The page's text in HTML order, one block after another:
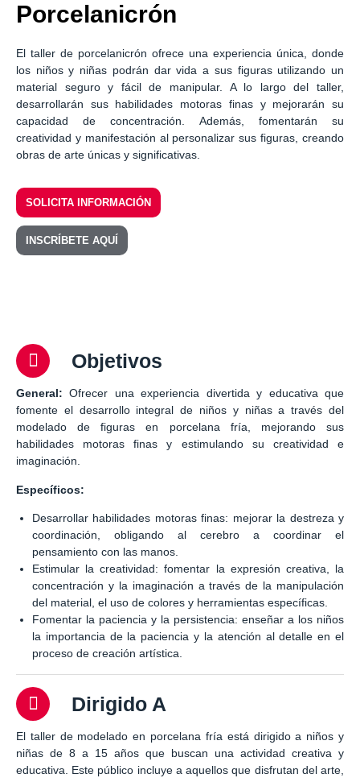
Porcelanicrón
El taller de porcelanicrón ofrece una experiencia única, donde
los niños y niñas podrán dar vida a sus figuras utilizando un
material seguro y fácil de manipular. A lo largo del taller,
desarrollarán sus habilidades motoras finas y mejorarán su
capacidad de concentración. Además, fomentarán su
creatividad y manifestación al personalizar sus figuras, creando
obras de arte únicas y significativas.
SOLICITA INFORMACIÓN
INSCRÍBETE AQUÍ
Objetivos
General:Ofrecer una experiencia divertida y educativa que
fomente el desarrollo integral de niños y niñas a través del
modelado de figuras en porcelana fría, mejorando sus
habilidades motoras finas y estimulando su creatividad e
imaginación.
Específicos:
Desarrollar habilidades motoras finas: mejorar la destreza y
coordinación, obligando al cerebro a coordinar el
pensamiento con las manos.
Estimular la creatividad: fomentar la expresión creativa, la
concentración y la imaginación a través de la manipulación
del material, el uso de colores y herramientas específicas.
Fomentar la paciencia y la persistencia: enseñar a los niños
la importancia de la paciencia y la atención al detalle en el
proceso de creación artística.
Dirigido A
El taller de modelado en porcelana fría está dirigido a niños y
niñas de 8 a 15 años que buscan una actividad creativa y
educativa. Este público incluye a aquellos que disfrutan del arte,